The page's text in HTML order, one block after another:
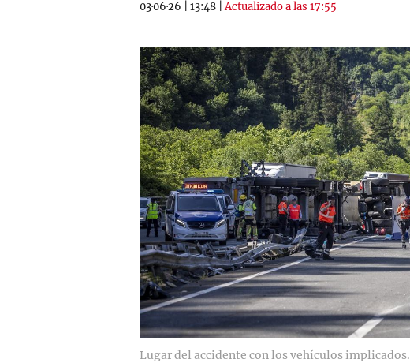
03·06·26 13:48 |Actualizado a las 17:55
Lugar del accidente con los vehículos implicados.